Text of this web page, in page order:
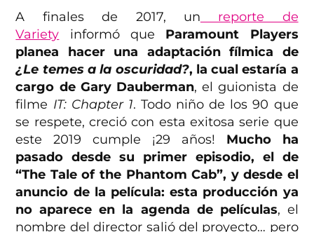
A finales de 2017, un reporte de
Variety informó que Paramount Players
planea hacer una adaptación fílmica de
¿Le temes a la oscuridad?, la cual estaría a
cargo de Gary Dauberman, el guionista de
filme IT: Chapter 1. Todo niño de los 90 que
se respete, creció con esta exitosa serie que
este 2019 cumple ¡29 años! Mucho ha
pasado desde su primer episodio, el de
“The Tale of the Phantom Cab”, y desde el
anuncio de la película: esta producción ya
no aparece en la agenda de películas, el
nombre del director salió del proyecto… pero